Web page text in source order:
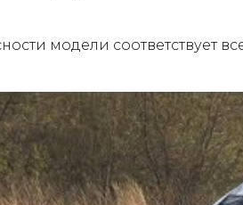
модели соответствует